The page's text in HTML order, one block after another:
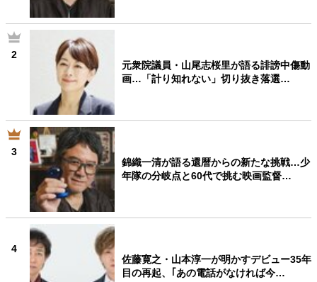
2
元衆院議員・山尾志桜里が語る誹謗中傷動
画…「計り知れない」切り抜き落選…
3
錦織一清が語る還暦からの新たな挑戦…少
年隊の分岐点と60代で挑む映画監督…
4
佐藤寛之・山本淳一が明かすデビュー35年
目の再起、｢あの電話がなければ今…